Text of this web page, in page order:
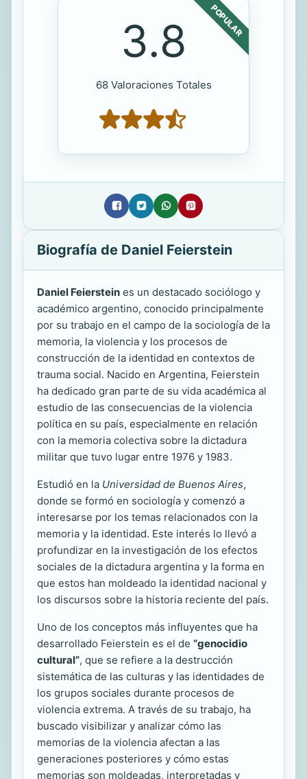
POPULAR
3.8
68 Valoraciones Totales
Biografía de Daniel Feierstein
Daniel Feierstein es un destacado sociólogo y
académico argentino, conocido principalmente
por su trabajo en el campo de la sociología de la
memoria, la violencia y los procesos de
construcción de la identidad en contextos de
trauma social. Nacido en Argentina, Feierstein
ha dedicado gran parte de su vida académica al
estudio de las consecuencias de la violencia
política en su país, especialmente en relación
con la memoria colectiva sobre la dictadura
militar que tuvo lugar entre 1976 y 1983.
Estudió en la Universidad de Buenos Aires,
donde se formó en sociología y comenzó a
interesarse por los temas relacionados con la
memoria y la identidad. Este interés lo llevó a
profundizar en la investigación de los efectos
sociales de la dictadura argentina y la forma en
que estos han moldeado la identidad nacional y
los discursos sobre la historia reciente del país.
Uno de los conceptos más influyentes que ha
desarrollado Feierstein es el de “genocidio
cultural”, que se refiere a la destrucción
sistemática de las culturas y las identidades de
los grupos sociales durante procesos de
violencia extrema. A través de su trabajo, ha
buscado visibilizar y analizar cómo las
memorias de la violencia afectan a las
generaciones posteriores y cómo estas
memorias son moldeadas, interpretadas y